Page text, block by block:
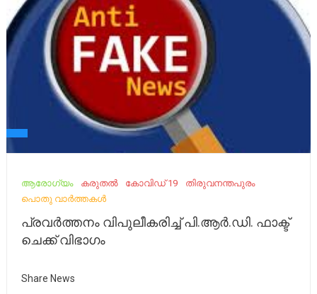
ആരോഗ്യം കരുതൽ കോവിഡ് 19
തിരുവനന്തപുരം
പൊതു വാർത്തകൾ
പ്രവർത്തനം വിപുലീകരിച്ച് പി.ആർ.ഡി. ഫാക്ട്
ചെക്ക് വിഭാഗം
Share News